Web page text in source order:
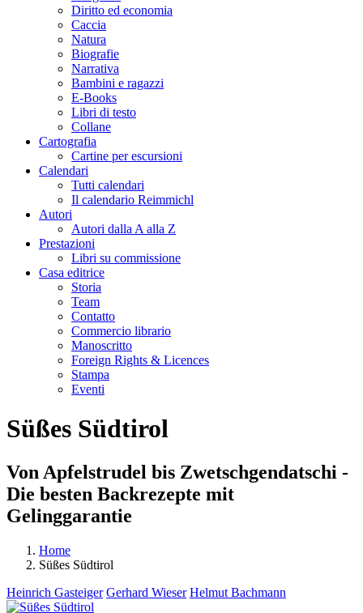
Diritto ed economia
Caccia
Natura
Biografie
Narrativa
Bambini e ragazzi
E-Books
Libri di testo
Collane
Cartografia
Cartine per escursioni
Calendari
Tutti calendari
Il calendario Reimmichl
Autori
Autori dalla A alla Z
Prestazioni
Libri su commissione
Casa editrice
Storia
Team
Contatto
Commercio librario
Manoscritto
Foreign Rights & Licences
Stampa
Eventi
Süßes Südtirol
Von Apfelstrudel bis Zwetschgendatschi -
Die besten Backrezepte mit
Gelinggarantie
Tu sei qui
Home
Süßes Südtirol
Heinrich Gasteiger Gerhard Wieser Helmut Bachmann